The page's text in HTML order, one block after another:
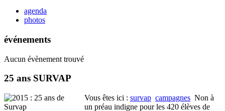
agenda
photos
événements
Aucun évènement trouvé
25 ans SURVAP
Vous êtes ici : survap campagnes Non à
un préau indigne pour les 420 élèves de